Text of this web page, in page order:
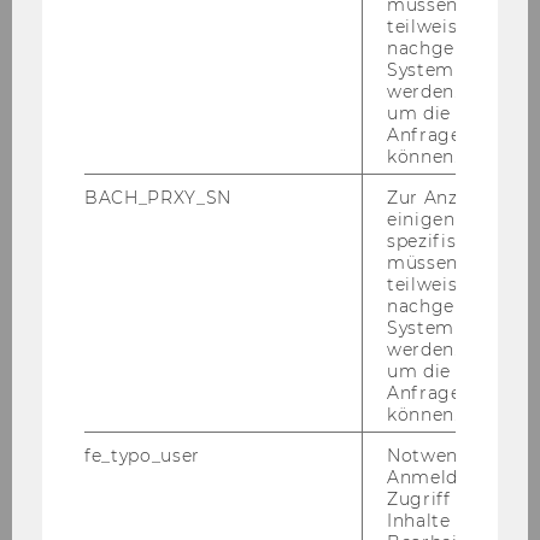
un­ter­stütz­te bei der Eta­blie­rung
und Er­stel­lung der qua­li­ta­ti­ven und quan­ti­
des Eva­lua­ti­ons­in­stru­
Wei­te­re Pro­jekt­part­ne­rIn­nen sind das Netz­
werk der Ju­gend­treffs und -​zentren Süd­ti­rols
(n.e.t.z) sowie das junge eu­ro­pa­wei­te Netz­werk
POYWE (Pro­fes­sio­nal Open Youth Work in Eu­
müssen
teilweise von
nachgelagerten
System
werden.
um die Antwort
Anfrage
können.
BACH_PRXY_SN
Zur Anzeige von
einigen WU-
spezifischen
müssen
teilweise von
nachgelagerten
System
werden.
um die Antwort
Anfrage
können.
fe_typo_user
Notwendig für
Anmeldung und
Zugriff auf
Inhalte oder zur